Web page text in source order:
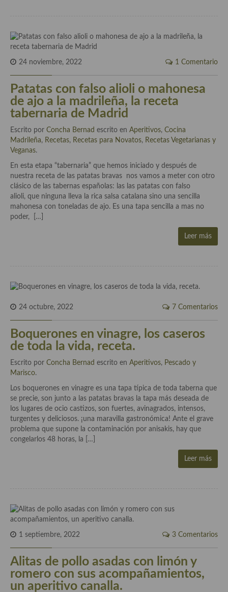
Salsas y mojos
Aperitivos
Bebidas
Bocadillos, hamburguesas, sándwich, emparedados, tostas y
demás
Ensaladas
Entrantes
Gazpachos, salmorejos, sopas y cremas frías
Cuscús
Huevos
Masas elaboradas con harina, pizzas, quiches y demás
Plato principal
Aves
Carne
Pescado y Marisco
Quesos, recetas
Recetas Especiales
Recetas de Cuaresma
Recetas maridadas con los mejores AOVES
24 noviembre, 2022 1 Comentario
Patatas con falso alioli o mahonesa
de ajo a la madrileña, la receta
tabernaria de Madrid
Escrito por Concha Bernad escrito en Aperitivos, Cocina
Madrileña, Recetas, Recetas para Novatos, Recetas Vegetarianas y
Veganas.
En esta etapa “tabernaria” que hemos iniciado y después de
nuestra receta de las patatas bravas nos vamos a meter con otro
clásico de las tabernas españolas: las las patatas con falso
alioli, que ninguna lleva la rica salsa catalana sino una sencilla
mahonesa con toneladas de ajo. Es una tapa sencilla a mas no
poder, […]
Leer más
24 octubre, 2022 7 Comentarios
Boquerones en vinagre, los caseros
de toda la vida, receta.
Escrito por Concha Bernad escrito en Aperitivos, Pescado y
Marisco.
Los boquerones en vinagre es una tapa típica de toda taberna que
se precie, son junto a las patatas bravas la tapa más deseada de
los lugares de ocio castizos, son fuertes, avinagrados, intensos,
turgentes y deliciosos. ¡una maravilla gastronómica! Ante el grave
problema que supone la contaminación por anisakis, hay que
congelarlos 48 horas, la […]
Leer más
1 septiembre, 2022 3 Comentarios
Alitas de pollo asadas con limón y
romero con sus acompañamientos,
un aperitivo canalla.